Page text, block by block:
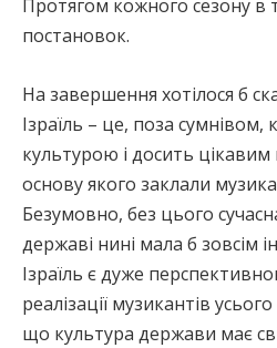
Протягом кожного сезону в
постановок.
На завершення хотілося б
Ізраїль – це, поза сумнівом,
культурою і досить
основу якого заклали
Безумовно, без цього
державі нині мала б зовсім
Ізраїль є дуже
реалізації музикантів
що культура держави має